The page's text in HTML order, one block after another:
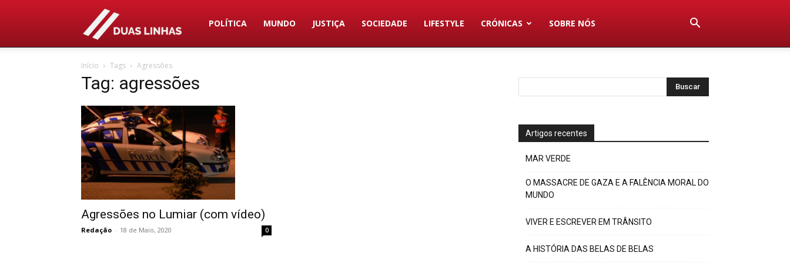
Duas
POLÍTICA MUNDO JUSTIÇA SOCIEDADE LIFESTYLE CRÓNICAS SOBRE NÓS
Início Tags Agressões
Tag: agressões
Agressões no Lumiar (com vídeo)
Redação - 18 de Maio, 2020 0
Artigos recentes
MAR VERDE
O MASSACRE DE GAZA E A FALÊNCIA MORAL DO
MUNDO
VIVER E ESCREVER EM TRÂNSITO
A HISTÓRIA DAS BELAS DE BELAS